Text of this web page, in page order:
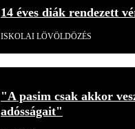
14 éves diák rendezett
ISKOLAI LÖVÖLDÖZÉS
"A pasim csak akkor
adósságait"